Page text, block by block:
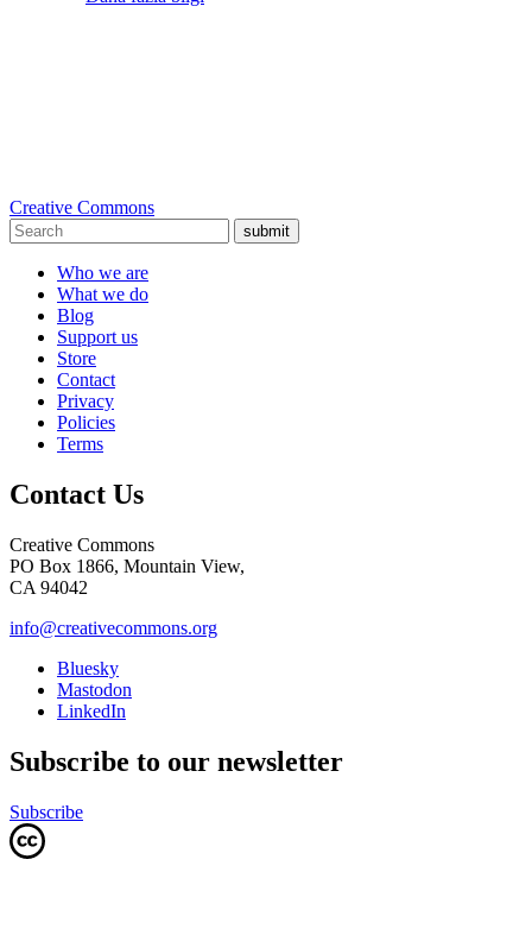
Creative Commons
submit
Who we are
What we do
Blog
Support us
Store
Contact
Privacy
Policies
Terms
Contact Us
Creative Commons
PO Box 1866, Mountain View,
CA 94042
info@creativecommons.org
Bluesky
Mastodon
LinkedIn
Subscribe to our newsletter
Subscribe